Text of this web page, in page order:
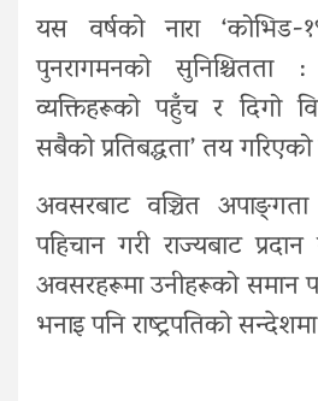
यस वर्षको नारा ‘कोभिड-
पुनरागमनको
व्यक्तिहरूको पहुँच र दिगो
सबैको प्रतिबद्धता’ तय
अवसरबाट वञ्चित
पहिचान गरी राज्यबाट
अवसरहरूमा उनीहरूको समान
भनाइ पनि राष्ट्रपतिको